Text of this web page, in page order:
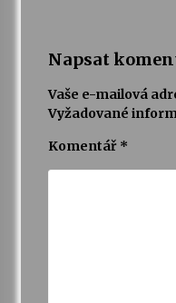
Napsat
Vaše e-mailová
Vyžadované
Komentář *